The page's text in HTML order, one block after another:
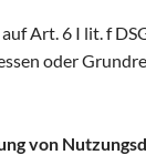
Art. 6 I lit. f
oder
von